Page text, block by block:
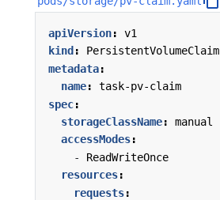
apiVersion:
v1
kind :
PersistentVolumeClaim
metadata:
name:
task-pv-claim
spec:
storageClassName:
manual
accessModes:
- ReadWriteOnce
resources:
requests: